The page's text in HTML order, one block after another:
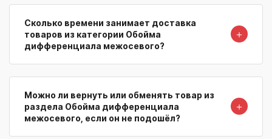
Сколько времени занимает доставка
товаров из категории Обойма
дифференциала межосевого?
＋
Можно ли вернуть или обменять товар из
раздела Обойма дифференциала
межосевого, если он не подошёл?
＋